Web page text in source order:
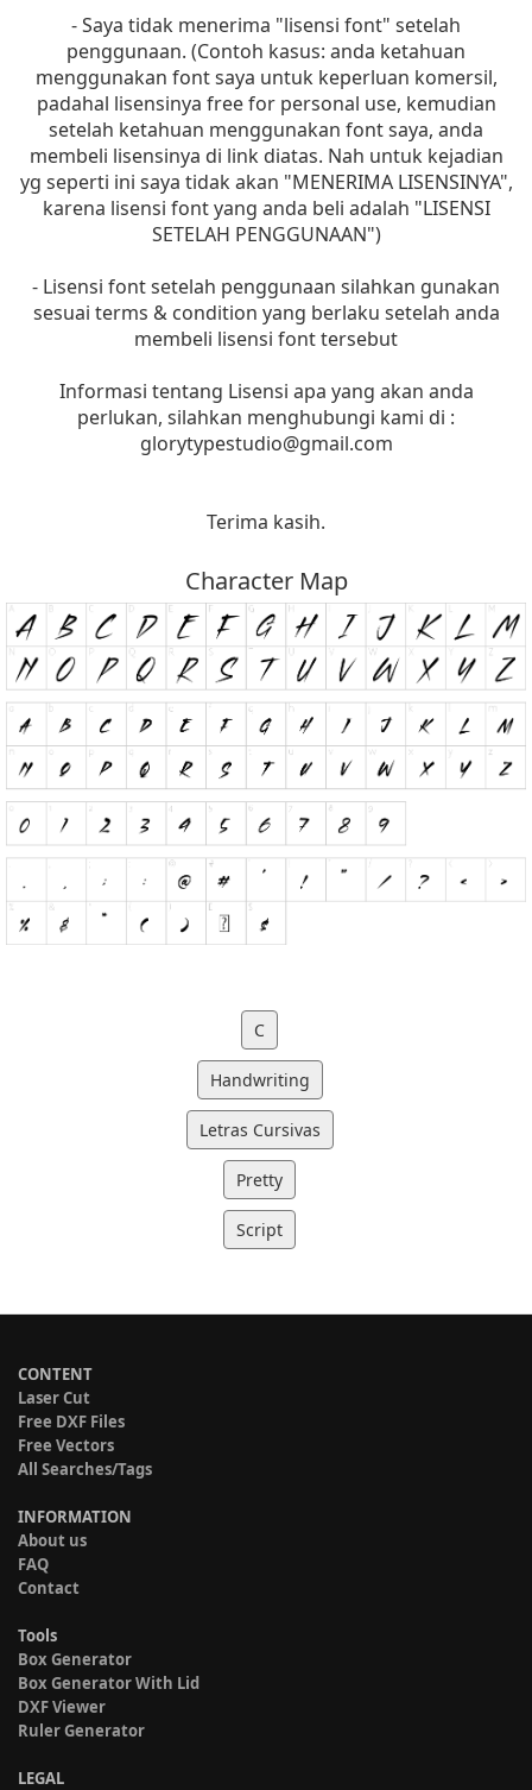
- Saya tidak menerima "lisensi font" setelah
penggunaan. (Contoh kasus: anda ketahuan
menggunakan font saya untuk keperluan komersil,
padahal lisensinya free for personal use, kemudian
setelah ketahuan menggunakan font saya, anda
membeli lisensinya di link diatas. Nah untuk kejadian
yg seperti ini saya tidak akan "MENERIMA LISENSINYA",
karena lisensi font yang anda beli adalah "LISENSI
SETELAH PENGGUNAAN")
- Lisensi font setelah penggunaan silahkan gunakan
sesuai terms & condition yang berlaku setelah anda
membeli lisensi font tersebut
Informasi tentang Lisensi apa yang akan anda
perlukan, silahkan menghubungi kami di :
glorytypestudio@gmail.com
Terima kasih.
Character Map
C
Handwriting
Letras Cursivas
Pretty
Script
CONTENT
Laser Cut
Free DXF Files
Free Vectors
All Searches/Tags
INFORMATION
About us
FAQ
Contact
Tools
Box Generator
Box Generator With Lid
DXF Viewer
Ruler Generator
LEGAL